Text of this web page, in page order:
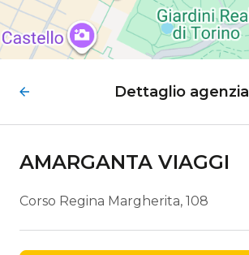
Dettaglio agenzia
AMARGANTA VIAGGI
Corso Regina Margherita, 108